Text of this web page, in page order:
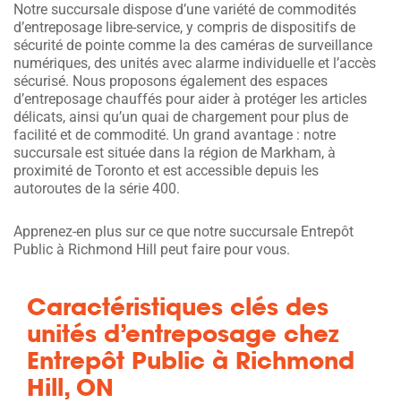
Notre succursale dispose d’une variété de commodités
d’entreposage libre-service, y compris de dispositifs de
sécurité de pointe comme la des caméras de surveillance
numériques, des unités avec alarme individuelle et l’accès
sécurisé. Nous proposons également des espaces
d’entreposage chauffés pour aider à protéger les articles
délicats, ainsi qu’un quai de chargement pour plus de
facilité et de commodité. Un grand avantage : notre
succursale est située dans la région de Markham, à
proximité de Toronto et est accessible depuis les
autoroutes de la série 400.
Apprenez-en plus sur ce que notre succursale Entrepôt
Public à Richmond Hill peut faire pour vous.
Caractéristiques clés des
unités d’entreposage chez
Entrepôt Public à Richmond
Hill, ON